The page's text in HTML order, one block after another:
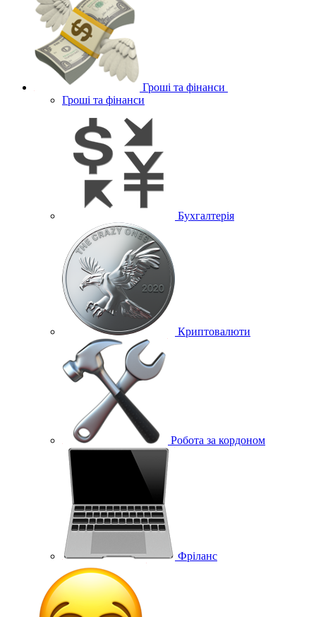
Гроші та фінанси
Гроші та фінанси
Бухгалтерія
Криптовалюти
Робота за кордоном
Фріланс